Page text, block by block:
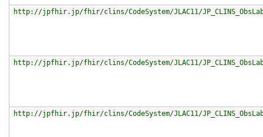
http://jpfhir.jp/fhir/clins/CodeSystem/JLAC11/
http://jpfhir.jp/fhir/clins/CodeSystem/JLAC11/
http://jpfhir.jp/fhir/clins/CodeSystem/JLAC11/